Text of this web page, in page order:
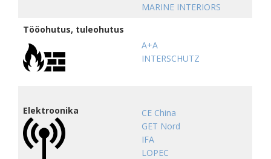
MARINE INTERIORS
Tööohutus, tuleohutus
A+A
INTERSCHUTZ
Elektroonika
CE China
GET Nord
IFA
LOPEC